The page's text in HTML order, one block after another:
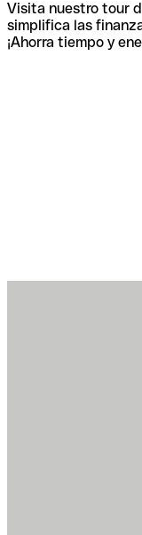
Visita nuestro tour
simplifica las
¡Ahorra tiempo y